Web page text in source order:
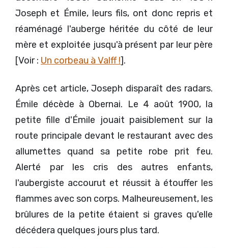
Joseph et Émile, leurs fils, ont donc repris et
réaménagé l'auberge héritée du côté de leur
mère et exploitée jusqu'à présent par leur père
[Voir : Un corbeau à Valff !].
Après cet article, Joseph disparaît des radars.
Émile décède à Obernai. Le 4 août 1900, la
petite fille d'Émile jouait paisiblement sur la
route principale devant le restaurant avec des
allumettes quand sa petite robe prit feu.
Alerté par les cris des autres enfants,
l'aubergiste accourut et réussit à étouffer les
flammes avec son corps. Malheureusement, les
brûlures de la petite étaient si graves qu'elle
décédera quelques jours plus tard.